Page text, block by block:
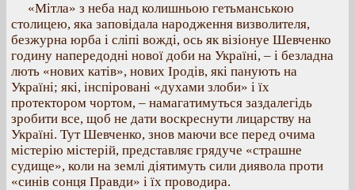
«Мітла» з неба над колишньою гетьманською
столицею, яка заповідала народження визволителя,
безжурна юрба і сліпі вожді, ось як візіонуе Шевченко
годину напередодні нової доби на Україні, – і безладна
лють «нових катів», нових Іродів, які панують на
Україні; які, інспіровані «духами злоби» і їх
протектором чортом, – намагатимуться заздалегідь
зробити все, щоб не дати воскреснути лицарству на
Україні. Тут Шевченко, знов маючи все перед очима
містерію містерій, представляє грядуче «страшне
судище», коли на землі діятимуть сили диявола проти
«синів сонця Правди» і їх проводира.